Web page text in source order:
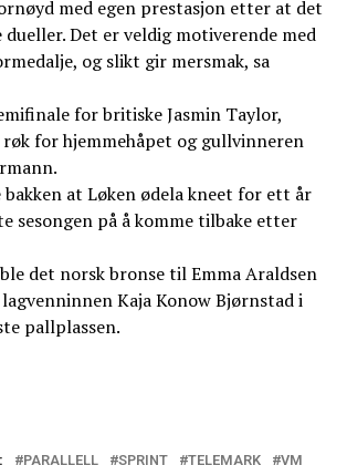
med egen prestasjon etter at det
dueller. Det er veldig motiverende med
og slikt gir mersmak, sa
for britiske Jasmin Taylor,
for hjemmehåpet og gullvinneren
bakken at Løken ødela kneet for ett år
sesongen på å komme tilbake etter
det norsk bronse til Emma Araldsen
Kaja Konow Bjørnstad i
pallplassen.
PARALLELL SPRINT TELEMARK VM